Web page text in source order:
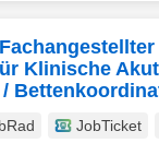
Klinische
JobTicket